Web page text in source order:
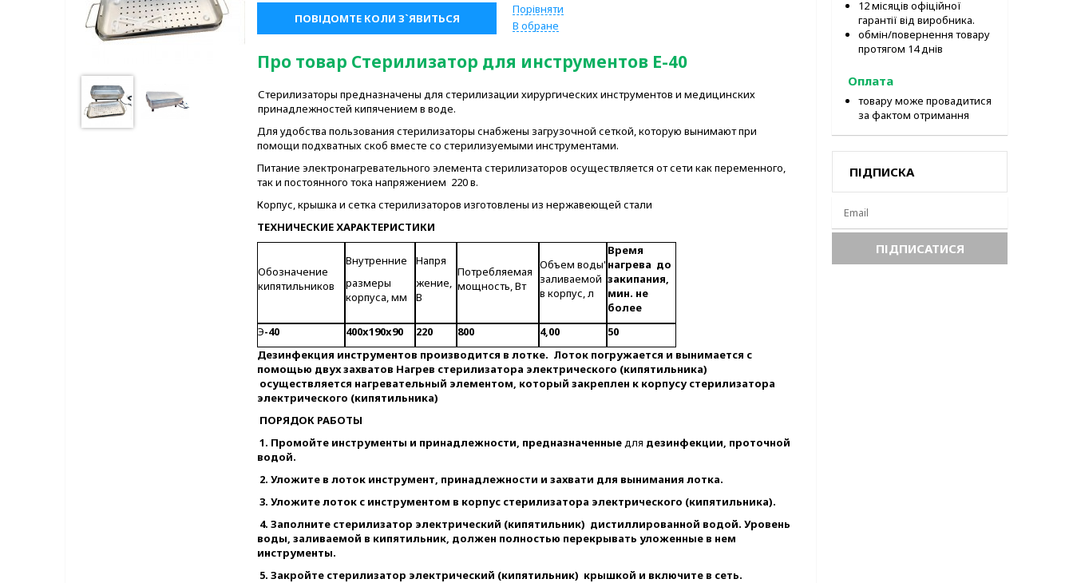
ПОВІДОМТЕ КОЛИ З`ЯВИТЬСЯ
Порівняти
В обране
Про товар Стерилизатор для инструментов Е-40
Стерилизаторы предназначены для стерилизации хирургических инструментов и медицинских
принадлежностей кипячением в воде.
Для удобства пользования стерилизаторы снабжены загрузочной сеткой, которую вынимают при
помощи подхватных скоб вместе со стерилизуемыми инструментами.
Питание электронагревательного элемента стерилизаторов осуществляется от сети как пере­менного,
так и постоянного тока напряжением 220 в.
Корпус, крышка и сетка стерилизаторов изготовлены из нержавеющей стали
ТЕХНИЧЕСКИЕ ХАРАКТЕРИСТИКИ
Обозначение
кипятильников
Внутренние
размеры
корпуса, мм
Напря
жение,
В
Потребляемая
мощность, Вт
Объем воды'
заливаемой
в корпус, л
Время
нагрева до
закипания,
мин. не
более
Э-40 400x190x90 220 800 4,00
50
Дезинфекция инструментов производится в лотке. Лоток погружается и вынимается с
помощью двух захватов Нагрев стерилизатора электрического (кипятильника)
осуществляется нагревательный элементом, который закреплен к корпусу стерилизатора
электрического (кипятильника)
ПОРЯДОК РАБОТЫ
1. Промойте инструменты и принадлежности, предназначенныедля дезинфекции, проточной
водой.
2. Уложите в лоток инструмент, принадлежности и захвати для вынимания лотка.
3. Уложите лоток с инструментом в корпус стерилизатора электрического (кипятильника).
4. Заполните стерилизатор электрический (кипятильник) дистиллированной водой. Уровень
воды, заливаемой в кипятильник, должен полностью перекрывать уложенные в нем
инструменты.
5. Закройте стерилизатор электрический (кипятильник) крышкой и включите в сеть.
12 місяців офіційної
гарантії від виробника.
обмін/повернення товару
протягом 14 днів
Оплата
товару може провадитися
за фактом отримання
ПІДПИСКА